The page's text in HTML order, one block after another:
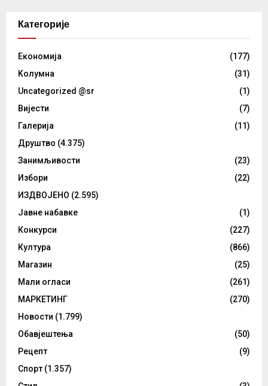
Категорије
Eкономија
(177)
Kолумнa
(31)
Uncategorized @sr
(1)
Вијести
(7)
Галерија
(11)
Друштво (4.375)
Занимљивости
(23)
Избори
(22)
ИЗДВОЈЕНО (2.595)
Јавне набавке
(1)
Конкурси
(227)
Култура
(866)
Магазин
(25)
Мали огласи
(261)
МАРКЕТИНГ
(270)
Новости (1.799)
Обавјештења
(50)
Рецепт
(9)
Спорт (1.357)